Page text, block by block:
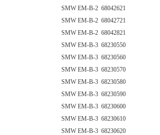
SMW EM-B-2 68042621
SMW EM-B-2 68042721
SMW EM-B-2 68042821
SMW EM-B-3 68230550
SMW EM-B-3 68230560
SMW EM-B-3 68230570
SMW EM-B-3 68230580
SMW EM-B-3 68230590
SMW EM-B-3 68230600
SMW EM-B-3 68230610
SMW EM-B-3 68230620